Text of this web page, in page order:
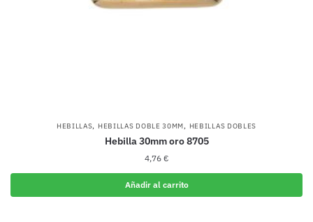
HEBILLAS, HEBILLAS DOBLE 30MM, HEBILLAS DOBLES
Hebilla 30mm oro 8705
4,76 €
Añadir al carrito